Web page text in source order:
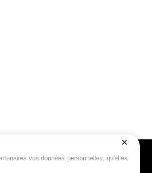
vos données personnelles, qu'elles